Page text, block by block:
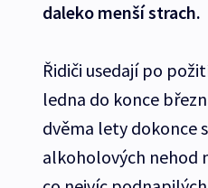
daleko menší strach.
Řidiči usedají po
ledna do konce
dvěma lety dokonce
alkoholových nehod